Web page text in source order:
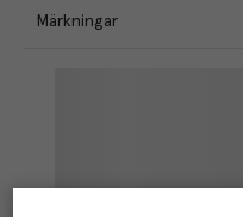
Märkningar